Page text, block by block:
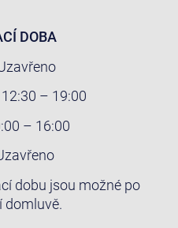
DOBA
– 19:00
– 16:00
dobu jsou možné po
domluvě.